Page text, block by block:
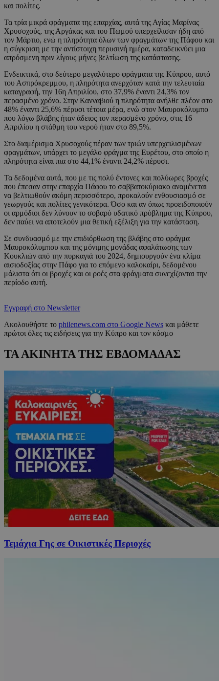
και πολίτες.
Τα τρία μικρά φράγματα της επαρχίας, αυτά της Αγίας Μαρίνας
Χρυσοχούς, της Αργάκας και του Πωμού υπερχείλισαν ήδη από
τον Μάρτιο, ενώ η πληρότητα όλων των φραγμάτων της Πάφου και
η σύγκριση με την αντίστοιχη περυσινή ημέρα, καταδεικνύει μια
απρόσμενη πριν λίγους μήνες βελτίωση της κατάστασης.
Ενδεικτικά, στο δεύτερο μεγαλύτερο φράγματα της Κύπρου, αυτό
του Ασπρόκρεμμου, η πληρότητα ανερχόταν κατά την τελευταία
καταγραφή, την 16η Απριλίου, στο 37,9% έναντι 24,3% τον
περασμένο χρόνο. Στην Κανναβιού η πληρότητα ανήλθε πλέον στο
48% έναντι 25,6% πέρυσι τέτοια μέρα, ενώ στον Μαυροκόλυμπο
που λόγω βλάβης ήταν άδειος τον περασμένο χρόνο, στις 16
Απριλίου η στάθμη του νερού ήταν στο 89,5%.
Στο διαμέρισμα Χρυσοχούς πέραν των τριών υπερχειλισμένων
φραγμάτων, υπάρχει το μεγάλο φράγμα της Ευρέτου, στο οποίο η
πληρότητα είναι πια στο 44,1% έναντι 24,2% πέρυσι.
Τα δεδομένα αυτά, που με τις πολύ έντονες και πολύωρες βροχές
που έπεσαν στην επαρχία Πάφου το σαββατοκύριακο αναμένεται
να βελτιωθούν ακόμη περισσότερο, προκαλούν ενθουσιασμό σε
γεωργούς και πολίτες γενικότερα. Όσο και αν όπως προειδοποιούν
οι αρμόδιοι δεν λύνουν το σοβαρό υδατικό πρόβλημα της Κύπρου,
δεν παύει να αποτελούν μια θετική εξέλιξη για την κατάσταση.
Σε συνδυασμό με την επιδιόρθωση της βλάβης στο φράγμα
Μαυροκόλυμπου και της μόνιμης μονάδας αφαλάτωσης των
Κουκλιών από την πυρκαγιά του 2024, δημιουργούν ένα κλίμα
αισιοδοξίας στην Πάφο για το επόμενο καλοκαίρι, δεδομένου
μάλιστα ότι οι βροχές και οι ροές στα φράγματα συνεχίζονται την
περίοδο αυτή.
Εγγραφή στο Newsletter
Ακολουθήστε το philenews.com στο Google News και μάθετε
πρώτοι όλες τις ειδήσεις για την Κύπρο και τον κόσμο
ΤΑ ΑΚΙΝΗΤΑ ΤΗΣ ΕΒΔΟΜΑΔΑΣ
Τεμάχια Γης σε Οικιστικές Περιοχές